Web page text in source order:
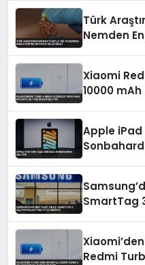
Türk
Nemden
Xiaomi
10000
Apple iPad
SmartTag
Redmi